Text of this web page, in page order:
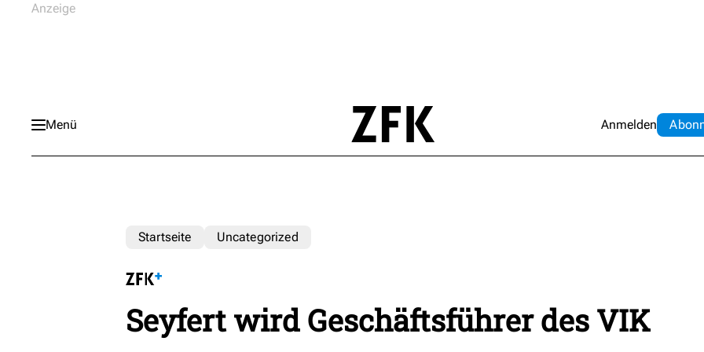
Menü Anmelden Abo
Startseite Uncategorized
Seyfert wird Geschäftsführer des VIK